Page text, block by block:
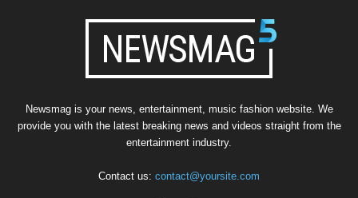
Newsmag is your news, entertainment, music fashion website. We
provide you with the latest breaking news and videos straight from the
entertainment industry.
Contact us: contact@yoursite.com